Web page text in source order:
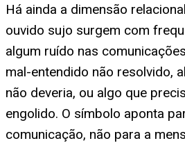
Há ainda a dimensão
ouvido sujo surgem com
algum ruído nas
mal-entendido não resolvido,
não deveria, ou algo que
engolido. O símbolo aponta
comunicação, não para a